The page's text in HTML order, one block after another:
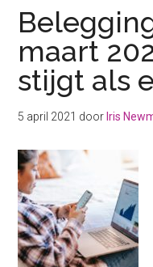
maart
stijgt als
5 april 2021 door Iris